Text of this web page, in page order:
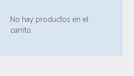
No hay productos en el
carrito.